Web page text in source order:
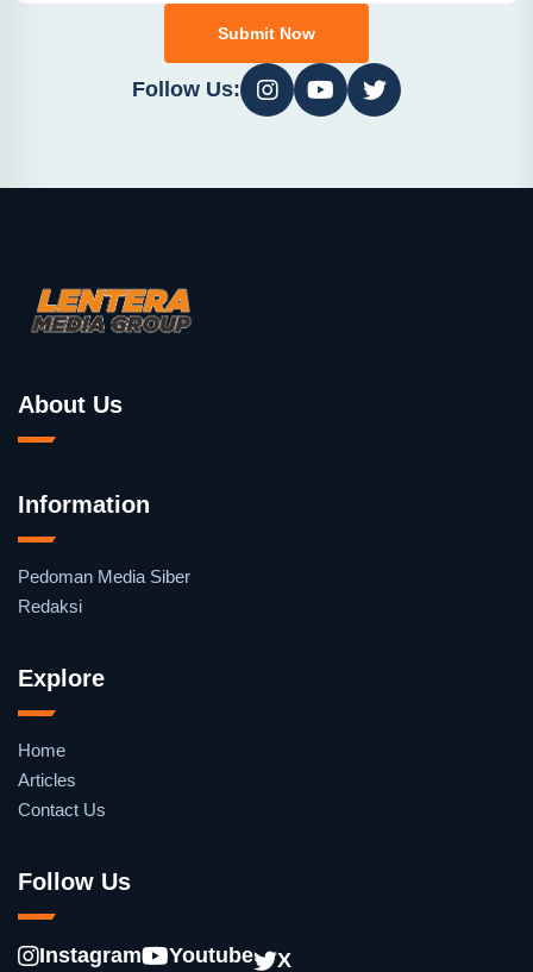
Submit Now
Follow Us:
About Us
Information
Pedoman Media Siber
Redaksi
Explore
Home
Articles
Contact Us
Follow Us
Instagram Youtube X